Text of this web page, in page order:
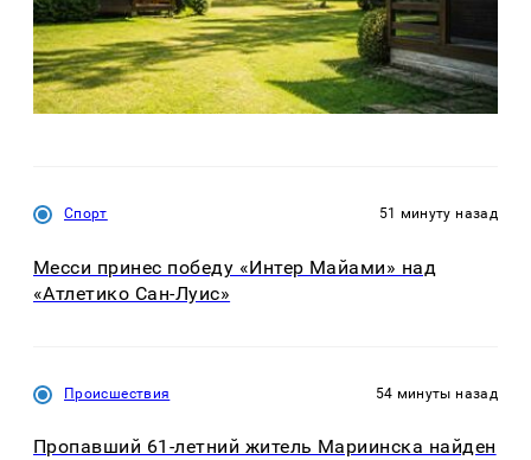
Спорт 51 минуту назад
Месси принес победу «Интер Майами» над
«Атлетико Сан-Луис»
Происшествия 54 минуты назад
Пропавший 61-летний житель Мариинска найден